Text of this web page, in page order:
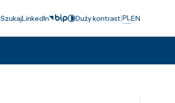
SzukajLinkedIn Duży kontrast|PLEN